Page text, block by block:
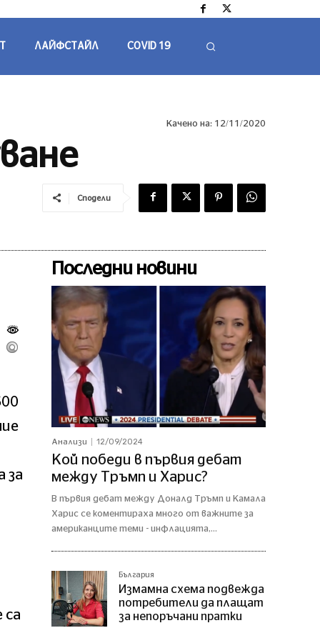
ЛАЙФСТАЙЛ COVID 19
Качено на: 12/11/2020
Сподели
за
са
Последни новини
Анализи 12/09/2024
Кой победи в първия дебат
между Тръмп и Харис?
В първия дебат между Доналд Тръмп и Камала
Харис се коментираха много от важните за
американците теми - инфлацията,...
България
Измамна схема подвежда
потребители да плащат
за непоръчани пратки